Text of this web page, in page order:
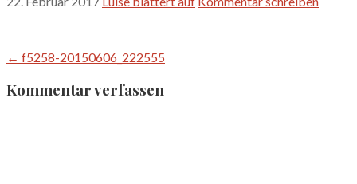
Beitragsnavigation
← f5258-20150606_222555
Kommentar verfassen